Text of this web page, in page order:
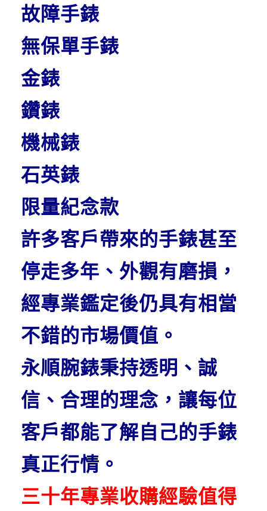
故障手錶
無保單手錶
金錶
鑽錶
機械錶
石英錶
限量紀念款
許多客戶帶來的手錶甚至
停走多年、外觀有磨損，
經專業鑑定後仍具有相當
不錯的市場價值。
永順腕錶秉持透明、誠
信、合理的理念，讓每位
客戶都能了解自己的手錶
真正行情。
三十年專業收購經驗值得